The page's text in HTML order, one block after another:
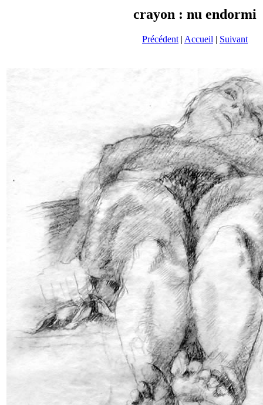
crayon : nu endormi
Précédent | Accueil | Suivant